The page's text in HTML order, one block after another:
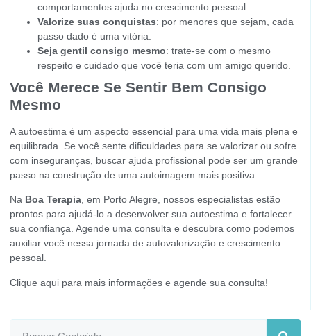
comportamentos ajuda no crescimento pessoal.
Valorize suas conquistas: por menores que sejam, cada
passo dado é uma vitória.
Seja gentil consigo mesmo: trate-se com o mesmo
respeito e cuidado que você teria com um amigo querido.
Você Merece Se Sentir Bem Consigo
Mesmo
A autoestima é um aspecto essencial para uma vida mais plena e
equilibrada. Se você sente dificuldades para se valorizar ou sofre
com inseguranças, buscar ajuda profissional pode ser um grande
passo na construção de uma autoimagem mais positiva.
Na Boa Terapia , em Porto Alegre, nossos especialistas estão
prontos para ajudá-lo a desenvolver sua autoestima e fortalecer
sua confiança. Agende uma consulta e descubra como podemos
auxiliar você nessa jornada de autovalorização e crescimento
pessoal.
Clique aqui para mais informações e agende sua consulta!